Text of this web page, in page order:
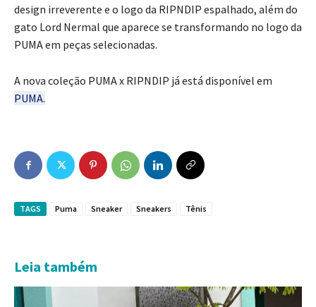
design irreverente e o logo da RIPNDIP espalhado, além do
gato Lord Nermal que aparece se transformando no logo da
PUMA em peças selecionadas.
A nova coleção PUMA x RIPNDIP já está disponível em
PUMA.
TAGS Puma Sneaker Sneakers Tênis
Leia também